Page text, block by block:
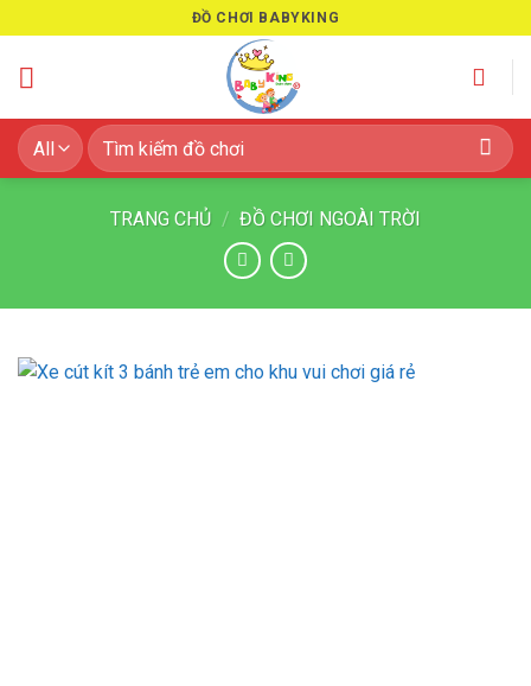
to
content
ĐỒ CHƠI BABYKING
Tìm
kiếm:
TRANG CHỦ / ĐỒ CHƠI NGOÀI TRỜI